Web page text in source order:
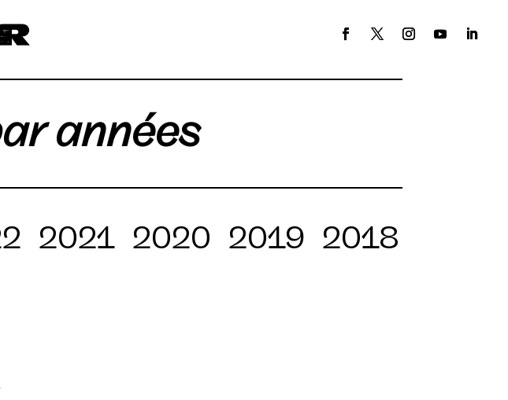
années
2021 2020 2019 2018